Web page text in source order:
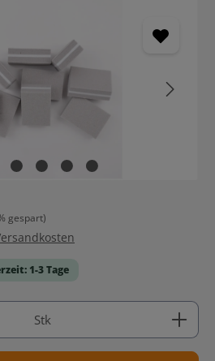
gespart)
1-3 Tage
den gewünschten Wert ein
Stk